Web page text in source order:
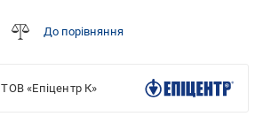
До порівняння
ТОВ «Епіцентр К»